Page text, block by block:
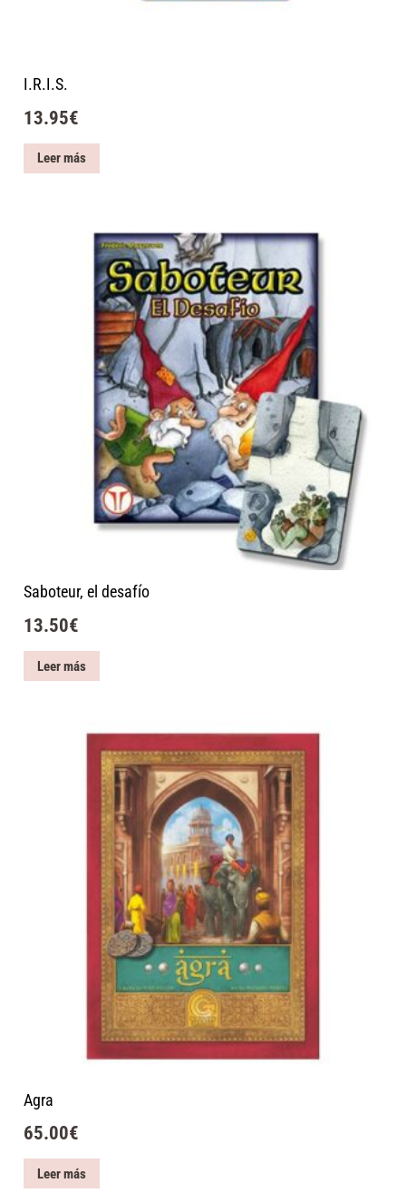
I.R.I.S.
13.95€
Leer más
Saboteur, el desafío
13.50€
Leer más
Agra
65.00€
Leer más